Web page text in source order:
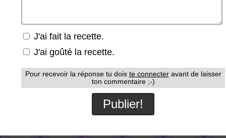
J'ai fait la recette.
J'ai goûté la recette.
Pour recevoir la réponse tu dois te connecteravant de laisser
ton commentaire ;-)